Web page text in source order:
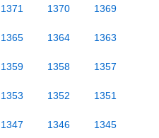
1371 1370 1369
1365 1364 1363
1359 1358 1357
1353 1352 1351
1347 1346 1345